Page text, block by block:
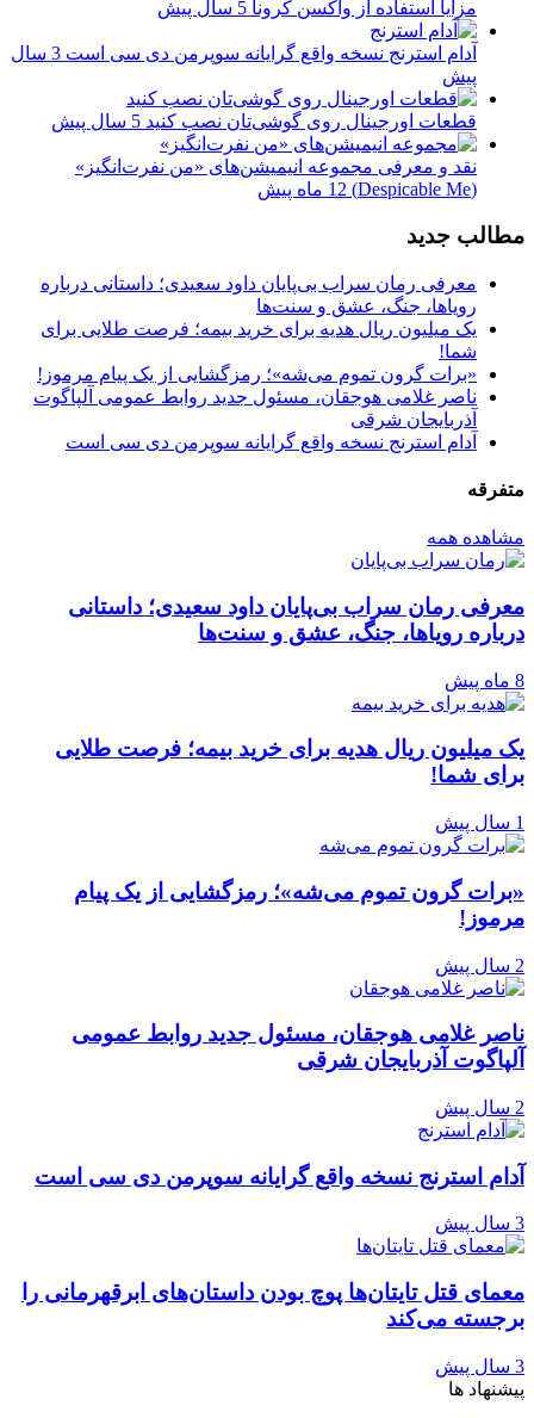
مزایا استفاده از واکسن کرونا 5 سال پیش
آدام استرنج نسخه واقع گرایانه سوپرمن دی سی است
3 سال
پیش
قطعات اورجینال روی گوشی‌تان نصب کنید 5 سال پیش
نقد و معرفی مجموعه انیمیشن‌های «من نفرت‌انگیز»
(Despicable Me)
12 ماه پیش
مطالب جدید
معرفی رمان سراب بی‌پایان داود سعیدی؛ داستانی درباره
رویاها، جنگ، عشق و سنت‌ها
یک میلیون ریال هدیه برای خرید بیمه؛ فرصت طلایی برای
شما!
«برات گرون تموم می‌شه»؛ رمزگشایی از یک پیام مرموز!
ناصر غلامی هوجقان، مسئول جدید روابط عمومی آلپاگوت
آذربایجان شرقی
آدام استرنج نسخه واقع گرایانه سوپرمن دی سی است
متفرقه
مشاهده همه
معرفی رمان سراب بی‌پایان داود سعیدی؛ داستانی
درباره رویاها، جنگ، عشق و سنت‌ها
8 ماه پیش
یک میلیون ریال هدیه برای خرید بیمه؛ فرصت طلایی
برای شما!
1 سال پیش
«برات گرون تموم می‌شه»؛ رمزگشایی از یک پیام
مرموز!
2 سال پیش
ناصر غلامی هوجقان، مسئول جدید روابط عمومی
آلپاگوت آذربایجان شرقی
2 سال پیش
آدام استرنج نسخه واقع گرایانه سوپرمن دی سی است
3 سال پیش
معمای قتل تایتان‌ها پوچ بودن داستان‌های ابرقهرمانی را
برجسته می‌کند
3 سال پیش
پیشنهاد ها